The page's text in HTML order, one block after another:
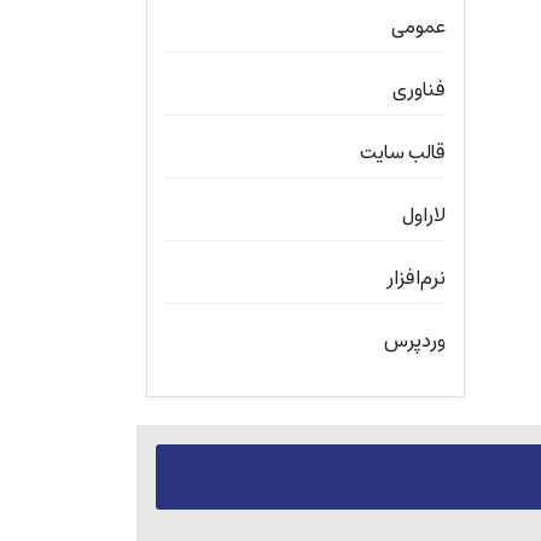
عمومی
فناوری
قالب سایت
لاراول
نرم‌افزار
وردپرس